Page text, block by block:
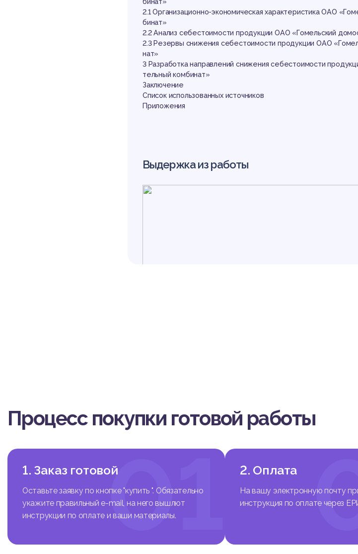
на
ГДСК
2.1 Организационно-экономическая характеристика ОАО
бинат»
2.2 Анализ себестоимости продукции ОАО «Гомельский
2.3 Резервы снижения себестоимости продукции ОАО
нат»
3 Разработка направлений снижения себестоимости
тельный комбинат»
Заключение
Список использованных источников
Приложения
Выдержка из работы
Процесс покупки готовой работы
01
1. Заказ готовой
Оставьте заявку по кнопке "купить ". Обязательно
укажите правильный e-mail, на него вышлют
инструкции по оплате и ваши материалы.
2. Оплата
На вашу электронную почту
инструкция по оплате через